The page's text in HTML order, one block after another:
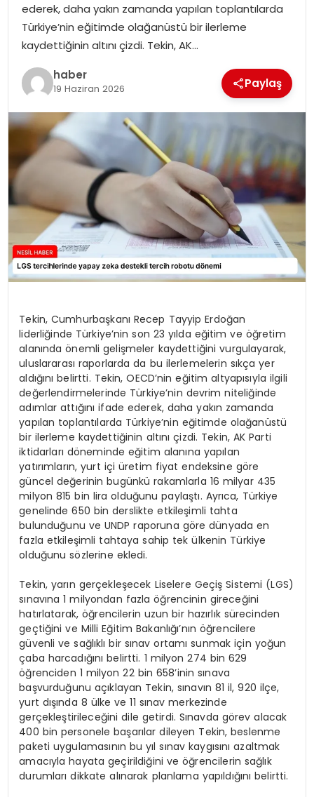
TEKNOLOJI
ederek, daha yakın zamanda yapılan toplantılarda
Türkiye’nin eğitimde olağanüstü bir ilerleme
kaydettiğinin altını çizdi. Tekin, AK…
haber
19 Haziran 2026 Paylaş
Tekin, Cumhurbaşkanı Recep Tayyip Erdoğan
liderliğinde Türkiye’nin son 23 yılda eğitim ve öğretim
alanında önemli gelişmeler kaydettiğini vurgulayarak,
uluslararası raporlarda da bu ilerlemelerin sıkça yer
aldığını belirtti. Tekin, OECD’nin eğitim altyapısıyla ilgili
değerlendirmelerinde Türkiye’nin devrim niteliğinde
adımlar attığını ifade ederek, daha yakın zamanda
yapılan toplantılarda Türkiye’nin eğitimde olağanüstü
bir ilerleme kaydettiğinin altını çizdi. Tekin, AK Parti
iktidarları döneminde eğitim alanına yapılan
yatırımların, yurt içi üretim fiyat endeksine göre
güncel değerinin bugünkü rakamlarla 16 milyar 435
milyon 815 bin lira olduğunu paylaştı. Ayrıca, Türkiye
genelinde 650 bin derslikte etkileşimli tahta
bulunduğunu ve UNDP raporuna göre dünyada en
fazla etkileşimli tahtaya sahip tek ülkenin Türkiye
olduğunu sözlerine ekledi.
Tekin, yarın gerçekleşecek Liselere Geçiş Sistemi (LGS)
sınavına 1 milyondan fazla öğrencinin gireceğini
hatırlatarak, öğrencilerin uzun bir hazırlık sürecinden
geçtiğini ve Milli Eğitim Bakanlığı’nın öğrencilere
güvenli ve sağlıklı bir sınav ortamı sunmak için yoğun
çaba harcadığını belirtti. 1 milyon 274 bin 629
öğrenciden 1 milyon 22 bin 658’inin sınava
başvurduğunu açıklayan Tekin, sınavın 81 il, 920 ilçe,
yurt dışında 8 ülke ve 11 sınav merkezinde
gerçekleştirileceğini dile getirdi. Sınavda görev alacak
400 bin personele başarılar dileyen Tekin, beslenme
paketi uygulamasının bu yıl sınav kaygısını azaltmak
amacıyla hayata geçirildiğini ve öğrencilerin sağlık
durumları dikkate alınarak planlama yapıldığını belirtti.